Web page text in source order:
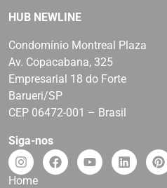
HUB NEWLINE
Condomínio Montreal Plaza
Av. Copacabana, 325
Empresarial 18 do Forte
Barueri/SP
CEP 06472-001 – Brasil
Siga-nos
Home